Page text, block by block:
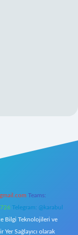
Teams:
Telegram: @karabul
Bilgi Teknolojileri ve
Sağlayıcı olarak